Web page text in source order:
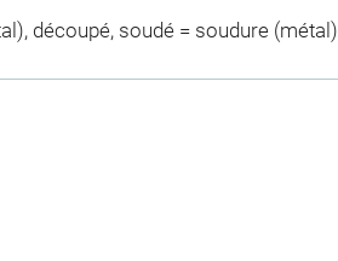
découpé, soudé = soudure (métal)